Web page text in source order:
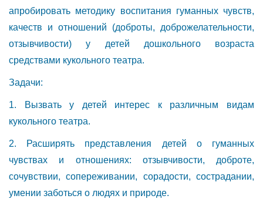
апробировать методику воспитания гуманных чувств,
качеств и отношений (доброты, доброжелательности,
отзывчивости) у детей дошкольного возраста
средствами кукольного театра.
Задачи:
1. Вызвать у детей интерес к различным видам
кукольного театра.
2. Расширять представления детей о гуманных
чувствах и отношениях: отзывчивости, доброте,
сочувствии, сопереживании, сорадости, сострадании,
умении заботься о людях и природе.